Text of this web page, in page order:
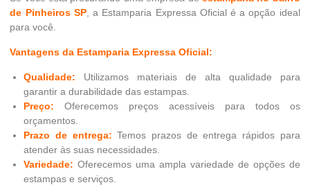
de Pinheiros SP, a Estamparia Expressa Oficial é a opção ideal
para você.
Vantagens da Estamparia Expressa Oficial:
Qualidade: Utilizamos materiais de alta qualidade para
garantir a durabilidade das estampas.
Preço: Oferecemos preços acessíveis para todos os
orçamentos.
Prazo de entrega: Temos prazos de entrega rápidos para
atender às suas necessidades.
Variedade: Oferecemos uma ampla variedade de opções de
estampas e serviços.